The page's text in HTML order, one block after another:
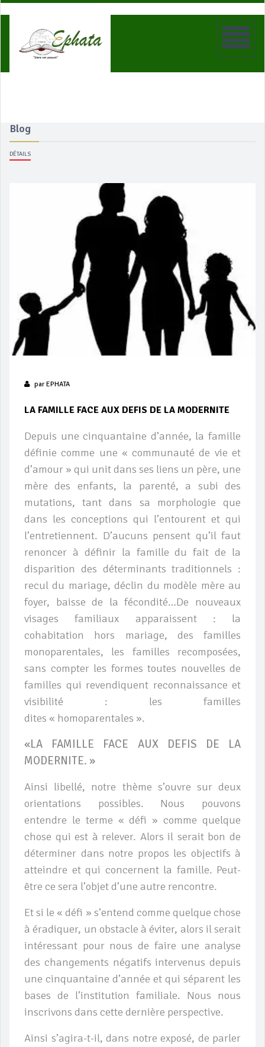
Blog
DÉTAILS
par EPHATA
LA FAMILLE FACE AUX DEFIS DE LA MODERNITE
Depuis une cinquantaine d’année, la famille
définie comme une « communauté de vie et
d’amour » qui unit dans ses liens un père, une
mère des enfants, la parenté, a subi des
mutations, tant dans sa morphologie que
dans les conceptions qui l’entourent et qui
l’entretiennent. D’aucuns pensent qu’il faut
renoncer à définir la famille du fait de la
disparition des déterminants traditionnels :
recul du mariage, déclin du modèle mère au
foyer, baisse de la fécondité…De nouveaux
visages familiaux apparaissent : la
cohabitation hors mariage, des familles
monoparentales, les familles recomposées,
sans compter les formes toutes nouvelles de
familles qui revendiquent reconnaissance et
visibilité : les familles
dites « homoparentales ».
«LA FAMILLE FACE AUX DEFIS DE LA
MODERNITE. »
Ainsi libellé, notre thème s’ouvre sur deux
orientations possibles. Nous pouvons
entendre le terme « défi » comme quelque
chose qui est à relever. Alors il serait bon de
déterminer dans notre propos les objectifs à
atteindre et qui concernent la famille. Peut-
être ce sera l’objet d’une autre rencontre.
Et si le « défi » s’entend comme quelque chose
à éradiquer, un obstacle à éviter, alors il serait
intéressant pour nous de faire une analyse
des changements négatifs intervenus depuis
une cinquantaine d’année et qui séparent les
bases de l’institution familiale. Nous nous
inscrivons dans cette dernière perspective.
Ainsi s’agira-t-il, dans notre exposé, de parler